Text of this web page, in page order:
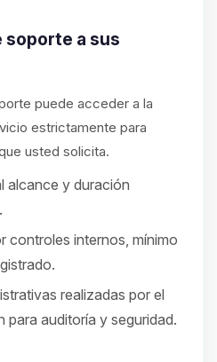
soporte a sus
puede acceder a la
estrictamente para
usted solicita.
alcance y duración
controles internos, mínimo
realizadas por el
para auditoría y seguridad.